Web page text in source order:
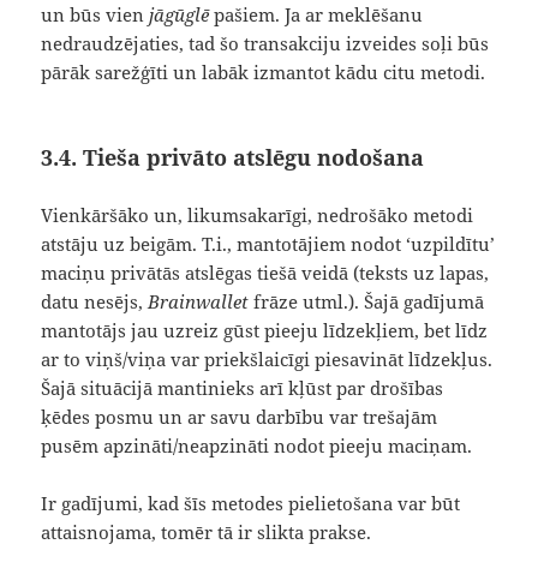
un būs vienjāgūglēpašiem. Ja ar meklēšanu
nedraudzējaties, tad šo transakciju izveides soļi būs
pārāk sarežģīti un labāk izmantot kādu citu metodi.
3.4. Tieša privāto atslēgu nodošana
Vienkāršāko un, likumsakarīgi, nedrošāko metodi
atstāju uz beigām. T.i., mantotājiem nodot ‘uzpildītu’
maciņu privātās atslēgas tiešā veidā (teksts uz lapas,
datu nesējs,Brainwalletfrāze utml.). Šajā gadījumā
mantotājs jau uzreiz gūst pieeju līdzekļiem, bet līdz
ar to viņš/viņa var priekšlaicīgi piesavināt līdzekļus.
Šajā situācijā mantinieks arī kļūst par drošības
ķēdes posmu un ar savu darbību var trešajām
pusēm apzināti/neapzināti nodot pieeju maciņam.
Ir gadījumi, kad šīs metodes pielietošana var būt
attaisnojama, tomēr tā ir slikta prakse.